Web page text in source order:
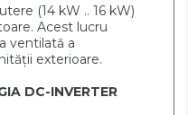
(14 kW .. 16 kW)
Acest lucru
ventilată a
exterioare.
DC-INVERTER